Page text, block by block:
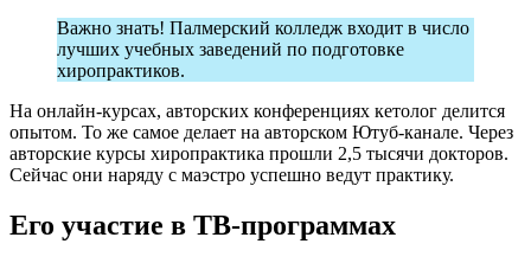
Важно знать! Палмерский колледж входит в число
лучших учебных заведений по подготовке
хиропрактиков.
На онлайн-курсах, авторских конференциях кетолог делится
опытом. То же самое делает на авторском Ютуб-канале. Через
авторские курсы хиропрактика прошли 2,5 тысячи докторов.
Сейчас они наряду с маэстро успешно ведут практику.
Его участие в ТВ-программах